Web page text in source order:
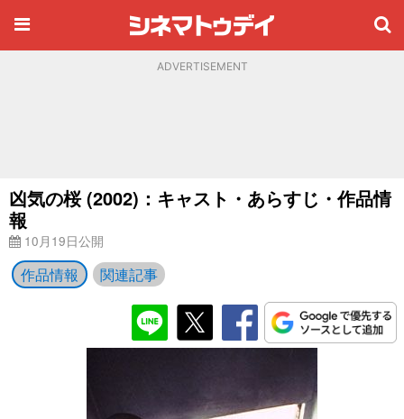
ADVERTISEMENT
凶気の桜 (2002)：キャスト・あらすじ・作品情
報
10月19日公開
作品情報 関連記事